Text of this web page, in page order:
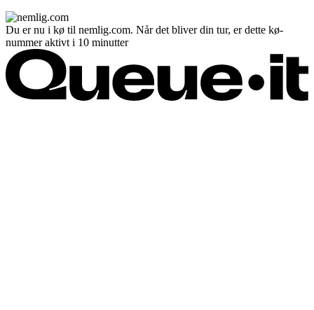
Du er nu i kø til nemlig.com. Når det bliver din tur, er dette kø-
nummer aktivt i 10 minutter